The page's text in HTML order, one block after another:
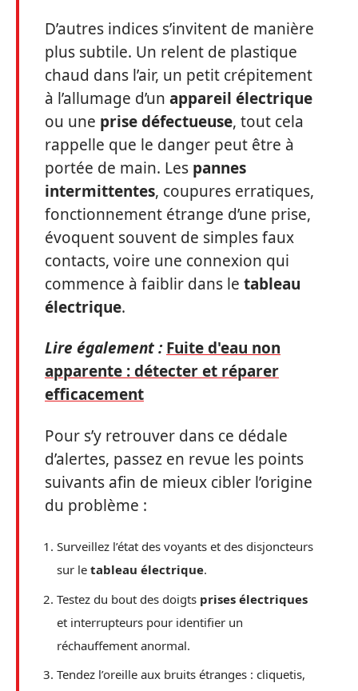
D’autres indices s’invitent de manière
plus subtile. Un relent de plastique
chaud dans l’air, un petit crépitement
à l’allumage d’un appareil électrique
ou une prise défectueuse, tout cela
rappelle que le danger peut être à
portée de main. Les pannes
intermittentes, coupures erratiques,
fonctionnement étrange d’une prise,
évoquent souvent de simples faux
contacts, voire une connexion qui
commence à faiblir dans le tableau
électrique.
Lire également : Fuite d'eau non
apparente : détecter et réparer
efficacement
Pour s’y retrouver dans ce dédale
d’alertes, passez en revue les points
suivants afin de mieux cibler l’origine
du problème :
Surveillez l’état des voyants et des disjoncteurs
sur le tableau électrique.
Testez du bout des doigts prises électriques
et interrupteurs pour identifier un
réchauffement anormal.
Tendez l’oreille aux bruits étranges : cliquetis,